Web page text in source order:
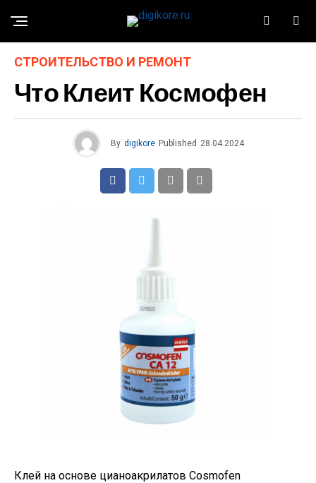
СТРОИТЕЛЬСТВО И РЕМОНТ
Что Клеит Космофен
By digikore Published 28.04.2024
Клей на основе цианоакрилатов Cosmofen